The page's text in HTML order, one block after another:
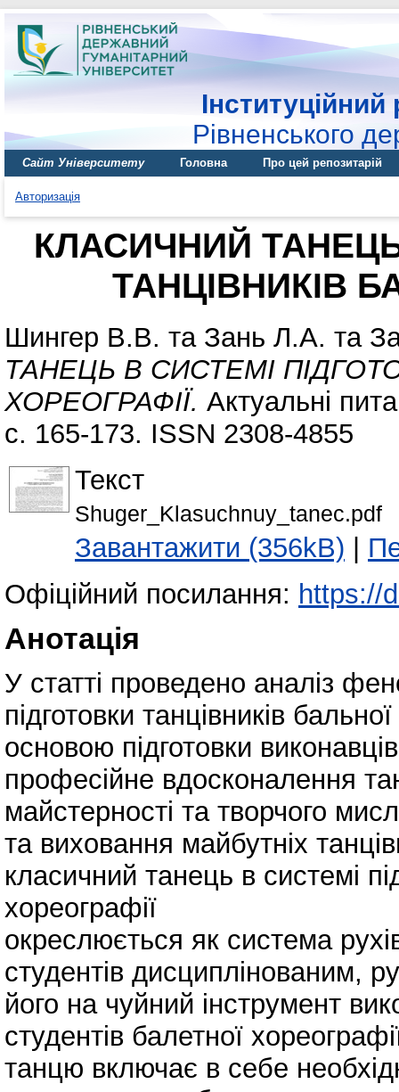
Інституційний
Рівненського
Сайт Університету Головна Про цей репозитарій
Авторизація
КЛАСИЧНИЙ
ТАНЦІВНИКІВ
Шингер В.В. та Зань Л.А. та
ТАНЕЦЬ В СИСТЕМІ
ХОРЕОГРАФІЇ. Актуальнi
с. 165-173. ISSN 2308-4855
Текст
Shuger_Klasuchnuy_tanec.pdf
Завантажити (356kB) |
Офіційний посилання: https://
Анотація
У статті проведено аналіз
підготовки танцівників
основою підготовки
професійне вдосконалення
майстерності та творчого
та виховання майбутніх
класичний танець в системі
хореографії
окреслюється як система
студентів дисциплінованим,
його на чуйний інструмент
студентів балетної
танцю включає в себе